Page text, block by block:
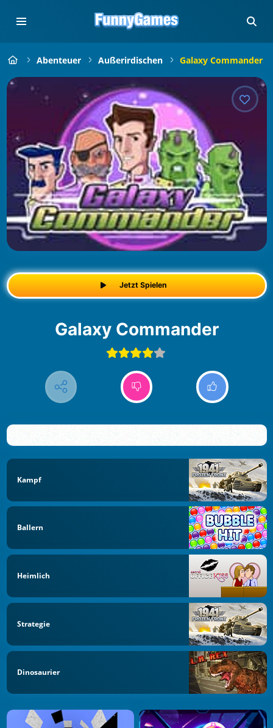
Abenteuer Außerirdischen Galaxy Commander
Jetzt Spielen
Galaxy Commander
Kampf
Ballern
Heimlich
Strategie
Dinosaurier